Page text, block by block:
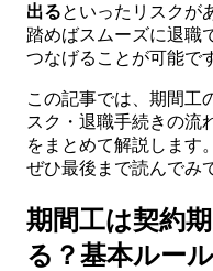
出るといったリスクが
踏めばスムーズに退職
つなげることが可能で
この記事では、期間工
スク・退職手続きの流
をまとめて解説します
ぜひ最後まで読んでみ
期間工は契約
る？基本ルー